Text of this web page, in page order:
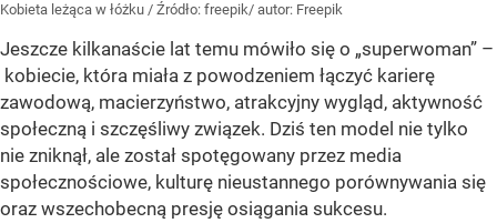
Kobieta leżąca w łóżku / Źródło: freepik/ autor: Freepik
Jeszcze kilkanaście lat temu mówiło się o „superwoman” –
kobiecie, która miała z powodzeniem łączyć karierę
zawodową, macierzyństwo, atrakcyjny wygląd, aktywność
społeczną i szczęśliwy związek. Dziś ten model nie tylko
nie zniknął, ale został spotęgowany przez media
społecznościowe, kulturę nieustannego porównywania się
oraz wszechobecną presję osiągania sukcesu.